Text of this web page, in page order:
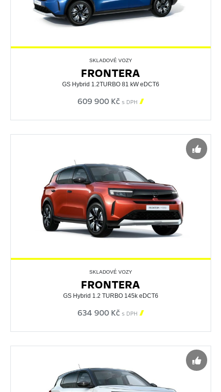
SKLADOVÉ VOZY
FRONTERA
GS Hybrid 1.2TURBO 81 kW eDCT6
609 900 Kč s DPH 
SKLADOVÉ VOZY
FRONTERA
GS Hybrid 1.2 TURBO 145k eDCT6
634 900 Kč s DPH 